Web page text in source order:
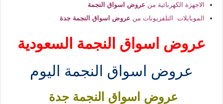
الاجهزة الكهربائية من عروض اسواق النجمة
الموبايلات التلفزيونات من عروض اسواق النجمة جدة
عروض اسواق النجمة السعودية
عروض اسواق النجمة اليوم
عروض اسواق النجمة جدة